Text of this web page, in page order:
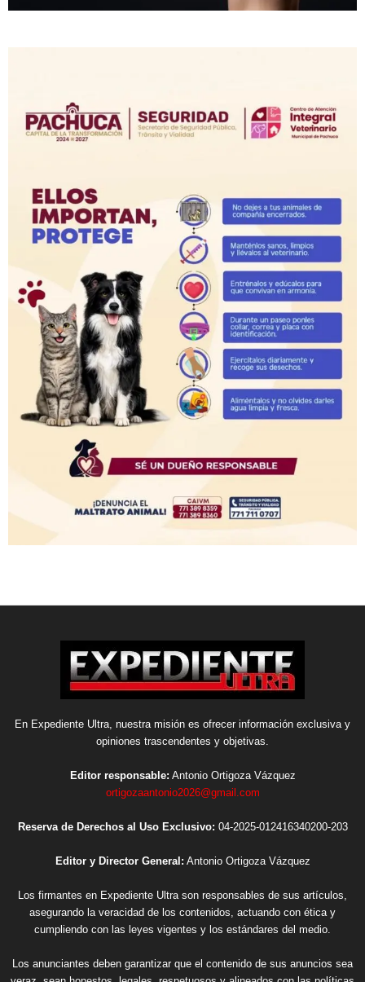
En Expediente Ultra, nuestra misión es ofrecer información exclusiva y
opiniones trascendentes y objetivas.
Editor responsable: Antonio Ortigoza Vázquez
ortigozaantonio2026@gmail.com
Reserva de Derechos al Uso Exclusivo: 04-2025-012416340200-203
Editor y Director General: Antonio Ortigoza Vázquez
Los firmantes en Expediente Ultra son responsables de sus artículos,
asegurando la veracidad de los contenidos, actuando con ética y
cumpliendo con las leyes vigentes y los estándares del medio.
Los anunciantes deben garantizar que el contenido de sus anuncios sea